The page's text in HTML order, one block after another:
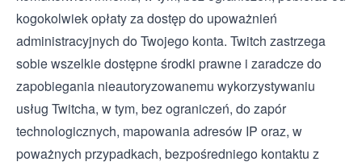
kogokolwiek opłaty za dostęp do upoważnień
administracyjnych do Twojego konta. Twitch zastrzega
sobie wszelkie dostępne środki prawne i zaradcze do
zapobiegania nieautoryzowanemu wykorzystywaniu
usług Twitcha, w tym, bez ograniczeń, do zapór
technologicznych, mapowania adresów IP oraz, w
poważnych przypadkach, bezpośredniego kontaktu z